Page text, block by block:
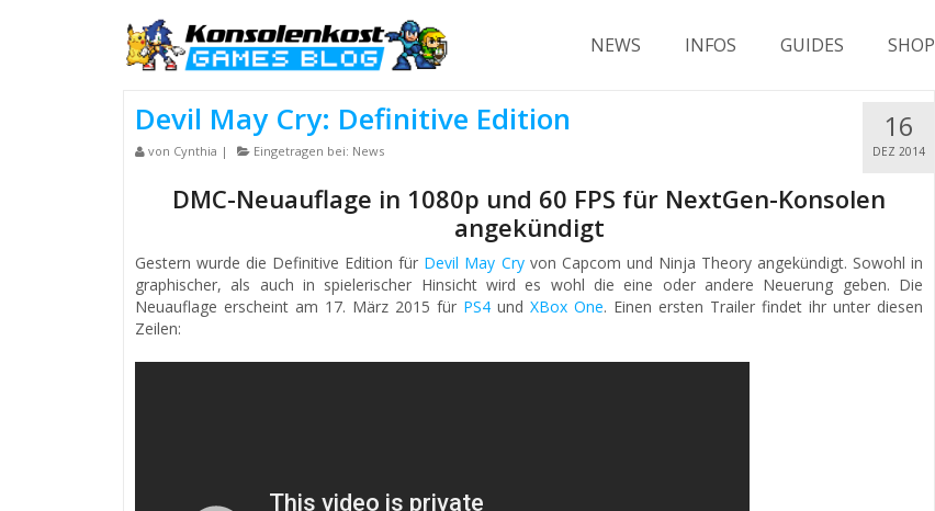
NEWS INFOS GUIDES SHOP
16
DEZ 2014
Devil May Cry: Definitive Edition
von Cynthia | Eingetragen bei: News
DMC-Neuauflage in 1080p und 60 FPS für NextGen-Konsolen
angekündigt
Gestern wurde die Definitive Edition für Devil May Cryvon Capcom und Ninja Theory angekündigt. Sowohl in
graphischer, als auch in spielerischer Hinsicht wird es wohl die eine oder andere Neuerung geben. Die
Neuauflage erscheint am 17. März 2015 für PS4 und XBox One. Einen ersten Trailer findet ihr unter diesen
Zeilen: